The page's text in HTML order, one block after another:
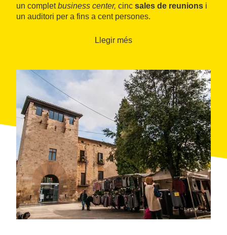
un completbusiness center, cinc sales de reunions i
un auditori per a fins a cent persones.
Llegir més